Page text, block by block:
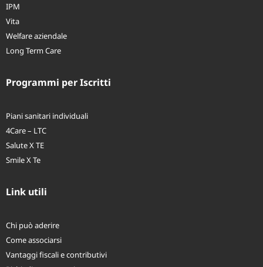
IPM
Vita
Welfare aziendale
Long Term Care
Programmi per Iscritti
Piani sanitari individuali
4Care – LTC
Salute X TE
Smile X Te
Link utili
Chi può aderire
Come associarsi
Vantaggi fiscali e contributivi